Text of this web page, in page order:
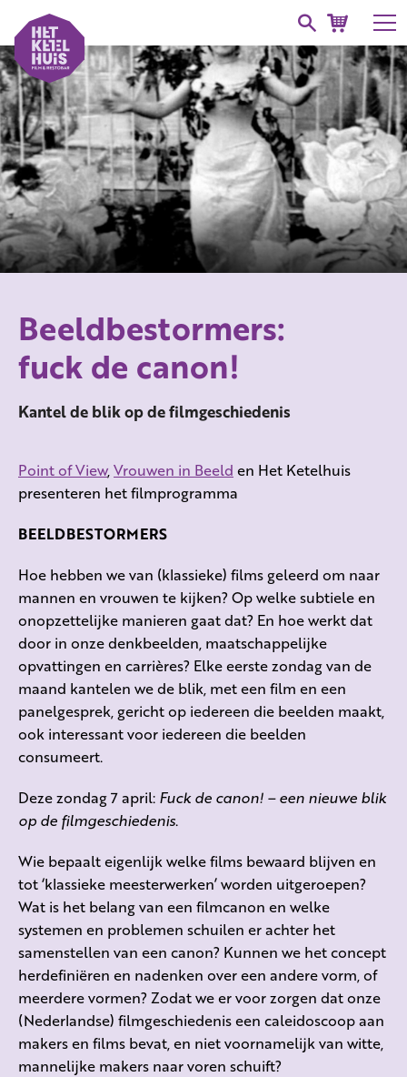
Beeldbestormers:
fuck de canon!
Kantel de blik op de filmgeschiedenis
Point of View, Vrouwen in Beeld en Het Ketelhuis
presenteren het filmprogramma
BEELDBESTORMERS
Hoe hebben we van (klassieke) films geleerd om naar
mannen en vrouwen te kijken? Op welke subtiele en
onopzettelijke manieren gaat dat? En hoe werkt dat
door in onze denkbeelden, maatschappelijke
opvattingen en carrières? Elke eerste zondag van de
maand kantelen we de blik, met een film en een
panelgesprek, gericht op iedereen die beelden maakt,
ook interessant voor iedereen die beelden
consumeert.
Deze zondag 7 april: Fuck de canon! – een nieuwe blik
op de filmgeschiedenis.
Wie bepaalt eigenlijk welke films bewaard blijven en
tot ‘klassieke meesterwerken’ worden uitgeroepen?
Wat is het belang van een filmcanon en welke
systemen en problemen schuilen er achter het
samenstellen van een canon? Kunnen we het concept
herdefiniëren en nadenken over een andere vorm, of
meerdere vormen? Zodat we er voor zorgen dat onze
(Nederlandse) filmgeschiedenis een caleidoscoop aan
makers en films bevat, en niet voornamelijk van witte,
mannelijke makers naar voren schuift?